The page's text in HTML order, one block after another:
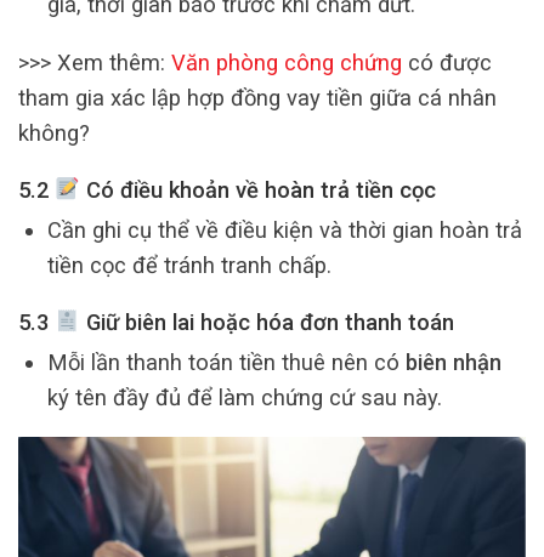
>>> Xem thêm: Văn phòng công chứng có được
tham gia xác lập hợp đồng vay tiền giữa cá nhân
không?
5.2
Có điều khoản về hoàn trả tiền cọc
Cần ghi cụ thể về điều kiện và thời gian hoàn trả
tiền cọc để tránh tranh chấp.
5.3
Giữ biên lai hoặc hóa đơn thanh toán
Mỗi lần thanh toán tiền thuê nên có biên nhận
ký tên đầy đủ để làm chứng cứ sau này.